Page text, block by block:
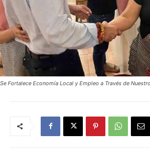
Se Fortalece Economía Local y Empleo a Través de